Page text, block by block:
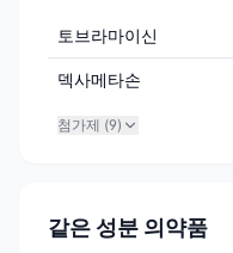
토브라마이신
덱사메타손
첨가제 (9)
같은 성분 의약품